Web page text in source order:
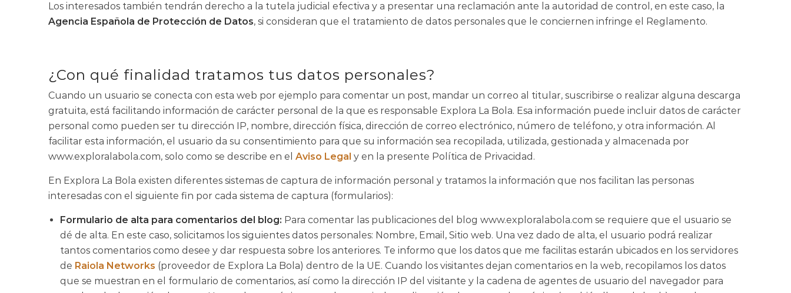
Los interesados también tendrán derecho a la tutela judicial efectiva y a presentar una reclamación ante la autoridad de control, en este caso, la
Agencia Española de Protección de Datos, si consideran que el tratamiento de datos personales que le conciernen infringe el Reglamento.
¿Con qué finalidad tratamos tus datos personales?
Cuando un usuario se conecta con esta web por ejemplo para comentar un post, mandar un correo al titular, suscribirse o realizar alguna descarga
gratuita, está facilitando información de carácter personal de la que es responsable Explora La Bola. Esa información puede incluir datos de carácter
personal como pueden ser tu dirección IP, nombre, dirección física, dirección de correo electrónico, número de teléfono, y otra información. Al
facilitar esta información, el usuario da su consentimiento para que su información sea recopilada, utilizada, gestionada y almacenada por
www.exploralabola.com, solo como se describe en el Aviso Legal y en la presente Política de Privacidad.
En Explora La Bola existen diferentes sistemas de captura de información personal y tratamos la información que nos facilitan las personas
interesadas con el siguiente fin por cada sistema de captura (formularios):
Formulario de alta para comentarios del blog: Para comentar las publicaciones del blog www.exploralabola.com se requiere que el usuario se
dé de alta. En este caso, solicitamos los siguientes datos personales: Nombre, Email, Sitio web. Una vez dado de alta, el usuario podrá realizar
tantos comentarios como desee y dar respuesta sobre los anteriores. Te informo que los datos que me facilitas estarán ubicados en los servidores
de Raiola Networks (proveedor de Explora La Bola) dentro de la UE. Cuando los visitantes dejan comentarios en la web, recopilamos los datos
que se muestran en el formulario de comentarios, así como la dirección IP del visitante y la cadena de agentes de usuario del navegador para